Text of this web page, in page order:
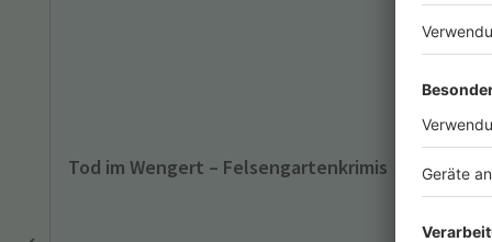
Tod im Wengert – Felsengartenkrimis